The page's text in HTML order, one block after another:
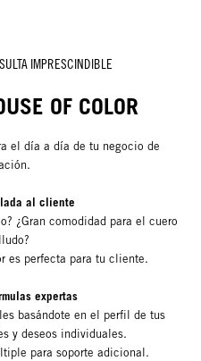
IMPRESCINDIBLE
OF COLOR
el día a día de tu negocio de
al cliente
¿Gran comodidad para el cuero
es perfecta para tu cliente.
expertas
basándote en el perfil de tus
y deseos individuales.
para soporte adicional.